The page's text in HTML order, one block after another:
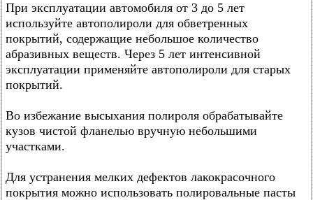
При эксплуатации автомобиля от 3 до 5 лет
используйте автополироли для обветренных
покрытий, содержащие небольшое количество
абразивных веществ. Через 5 лет интенсивной
эксплуатации применяйте автополироли для старых
покрытий.
Во избежание высыхания полироля обрабатывайте
кузов чистой фланелью вручную небольшими
участками.
Для устранения мелких дефектов лакокрасочного
покрытия можно использовать полировальные пасты